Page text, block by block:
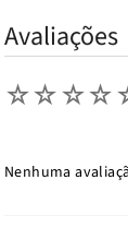
Avaliações
☆☆☆☆
Nenhuma